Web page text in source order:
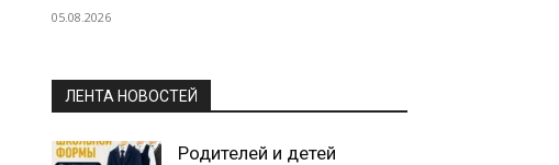
05.08.2026
ЛЕНТА НОВОСТЕЙ
Родителей и детей